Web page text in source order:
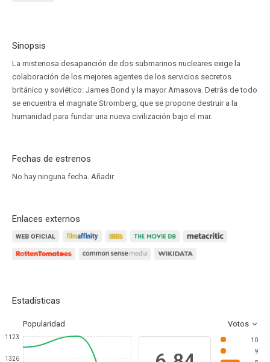
Sinopsis
La misteriosa desaparición de dos submarinos nucleares exige la
colaboración de los mejores agentes de los servicios secretos
británico y soviético: James Bond y la mayor Amasova. Detrás de todo
se encuentra el magnate Stromberg, que se propone destruir a la
humanidad para fundar una nueva civilización bajo el mar.
Fechas de estrenos
No hay ninguna fecha. Añadir
Enlaces externos
Estadísticas
Popularidad Votos
1123
1326
10
9